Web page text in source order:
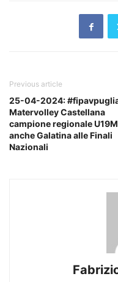
Previous article
25-04-2024:
Matervolley Castellana
campione regionale
anche Galatina alle Finali
Nazionali